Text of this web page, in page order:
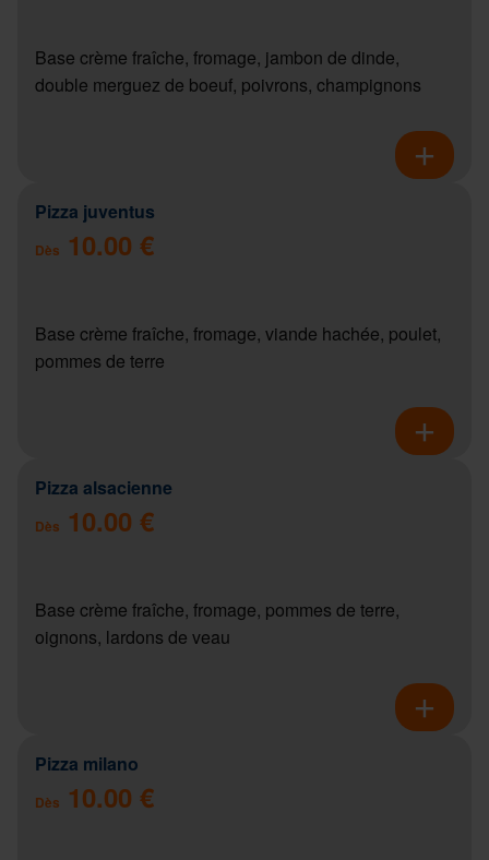
Base crème fraîche, fromage, jambon de dinde,
double merguez de boeuf, poivrons, champignons
Pizza juventus
Dès 10.00 €
Base crème fraîche, fromage, viande hachée, poulet,
pommes de terre
Pizza alsacienne
Dès 10.00 €
Base crème fraîche, fromage, pommes de terre,
oignons, lardons de veau
Pizza milano
Dès 10.00 €